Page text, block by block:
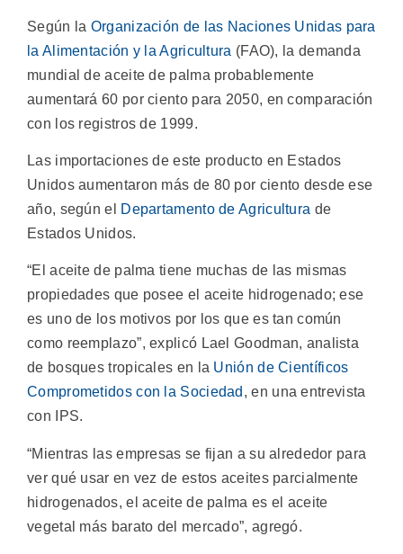
Según la Organización de las Naciones Unidas para
la Alimentación y la Agricultura (FAO), la demanda
mundial de aceite de palma probablemente
aumentará 60 por ciento para 2050, en comparación
con los registros de 1999.
Las importaciones de este producto en Estados
Unidos aumentaron más de 80 por ciento desde ese
año, según el
Departamento de Agricultura de
Estados Unidos.
“El aceite de palma tiene muchas de las mismas
propiedades que posee el aceite hidrogenado; ese
es uno de los motivos por los que es tan común
como reemplazo”, explicó Lael Goodman, analista
de bosques tropicales en la Unión de Científicos
Comprometidos con la Sociedad , en una entrevista
con IPS.
“Mientras las empresas se fijan a su alrededor para
ver qué usar en vez de estos aceites parcialmente
hidrogenados, el aceite de palma es el aceite
vegetal más barato del mercado”, agregó.